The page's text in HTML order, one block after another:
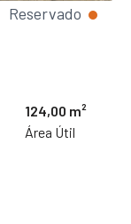
Reservado
124,00 m²
Área Útil